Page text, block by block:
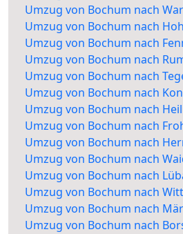
Umzug von Bochum nach
Umzug von Bochum nach
Umzug von Bochum nach
Umzug von Bochum nach
Umzug von Bochum nach
Umzug von Bochum nach
Umzug von Bochum nach
Umzug von Bochum nach
Umzug von Bochum nach
Umzug von Bochum nach
Umzug von Bochum nach
Umzug von Bochum nach
Umzug von Bochum nach
Umzug von Bochum nach